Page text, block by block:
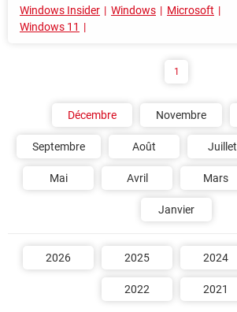
Windows Insider Windows
Microsoft
Windows 11
1
Décembre Novembre
Septembre Août Juillet
Mai Avril Mars
Janvier
2026 2025 2024
2022 2021